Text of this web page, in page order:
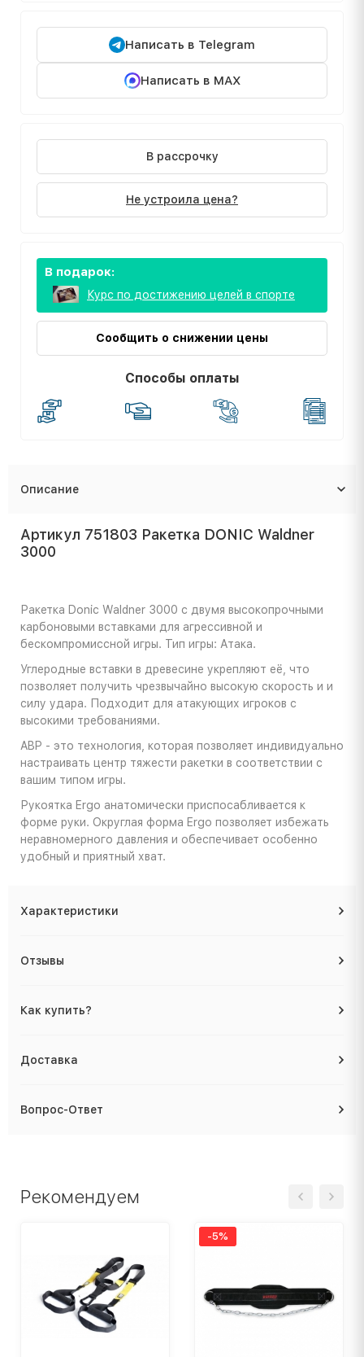
Написать в Telegram
Написать в MAX
В рассрочку
Не устроила цена?
В подарок:
Курс по достижению целей в спорте
Сообщить о снижении цены
Способы оплаты
Описание
Артикул 751803 Ракетка DONIC Waldner
3000
Ракетка Donic Waldner 3000 с двумя высокопрочными
карбоновыми вставками для агрессивной и
бескомпромиссной игры. Тип игры: Атака.
Углеродные вставки в древесине укрепляют её, что
позволяет получить чрезвычайно высокую скорость и и
силу удара. Подходит для атакующих игроков с
высокими требованиями.
ABP - это технология, которая позволяет индивидуально
настраивать центр тяжести ракетки в соответствии с
вашим типом игры.
Рукоятка Ergo анатомически приспосабливается к
форме руки. Округлая форма Ergo позволяет избежать
неравномерного давления и обеспечивает особенно
удобный и приятный хват.
Характеристики
Отзывы
Как купить?
Доставка
Вопрос-Ответ
Рекомендуем
-5%